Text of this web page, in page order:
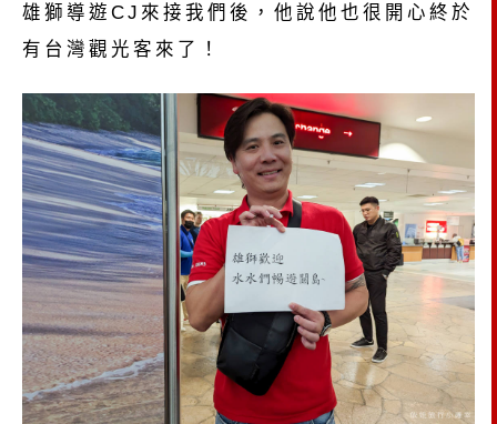
雄獅導遊CJ來接我們後，他說他也很開心終於
有台灣觀光客來了！